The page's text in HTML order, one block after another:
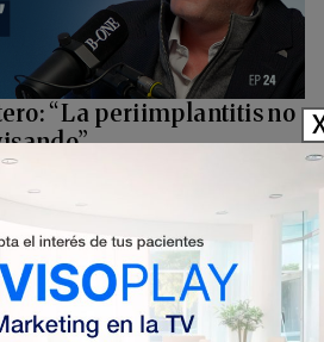
“La periimplantitis no
Dental, el Dr. Eduardo
de clínica de dedicación
e implantología,
con referidores,
el mantenimiento
creciente de la
clave en salud